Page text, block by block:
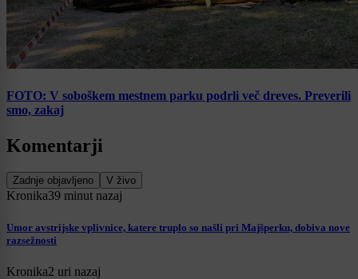
FOTO: V soboškem mestnem parku podrli več dreves. Preverili
smo, zakaj
Komentarji
Zadnje objavljeno V živo
Kronika39 minut nazaj
Umor avstrijske vplivnice, katere truplo so našli pri Majšperku, dobiva nove
razsežnosti
Kronika2 uri nazaj